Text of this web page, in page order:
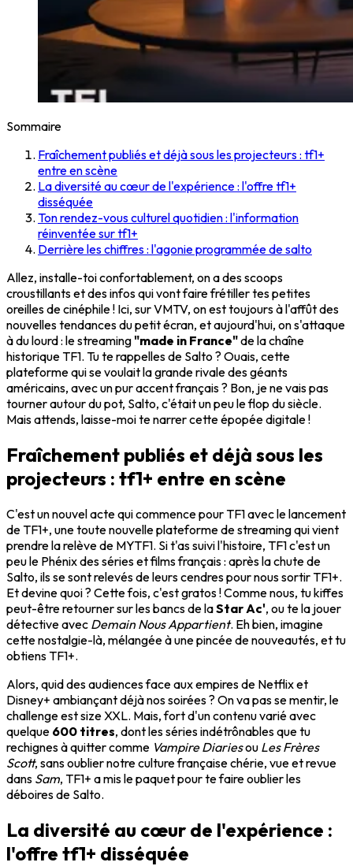
Sommaire
Fraîchement publiés et déjà sous les projecteurs : tf1+
entre en scène
La diversité au cœur de l'expérience : l'offre tf1+
disséquée
Ton rendez-vous culturel quotidien : l'information
réinventée sur tf1+
Derrière les chiffres : l'agonie programmée de salto
Allez, installe-toi confortablement, on a des scoops
croustillants et des infos qui vont faire frétiller tes petites
oreilles de cinéphile ! Ici, sur VMTV, on est toujours à l'affût des
nouvelles tendances du petit écran, et aujourd'hui, on s'attaque
à du lourd : le streaming"made in France"de la chaîne
historique TF1. Tu te rappelles de Salto ? Ouais, cette
plateforme qui se voulait la grande rivale des géants
américains, avec un pur accent français ? Bon, je ne vais pas
tourner autour du pot, Salto, c'était un peu le flop du siècle.
Mais attends, laisse-moi te narrer cette épopée digitale !
Fraîchement publiés et déjà sous les
projecteurs : tf1+ entre en scène
C'est un nouvel acte qui commence pour TF1 avec le lancement
de TF1+, une toute nouvelle plateforme de streaming qui vient
prendre la relève de MYTF1. Si t'as suivi l'histoire, TF1 c'est un
peu le Phénix des séries et films français : après la chute de
Salto, ils se sont relevés de leurs cendres pour nous sortir TF1+.
Et devine quoi ? Cette fois, c'est gratos ! Comme nous, tu kiffes
peut-être retourner sur les bancs de laStar Ac', ou te la jouer
détective avec Demain Nous Appartient. Eh bien, imagine
cette nostalgie-là, mélangée à une pincée de nouveautés, et tu
obtiens TF1+.
Alors, quid des audiences face aux empires de Netflix et
Disney+ ambiançant déjà nos soirées ? On va pas se mentir, le
challenge est size XXL. Mais, fort d'un contenu varié avec
quelque 600 titres, dont les séries indétrônables que tu
rechignes à quitter comme Vampire Diariesou Les Frères
Scott, sans oublier notre culture française chérie, vue et revue
dans Sam, TF1+ a mis le paquet pour te faire oublier les
déboires de Salto.
La diversité au cœur de l'expérience :
l'offre tf1+ disséquée